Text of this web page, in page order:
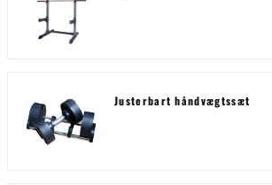
Justerbart håndvægtssæt